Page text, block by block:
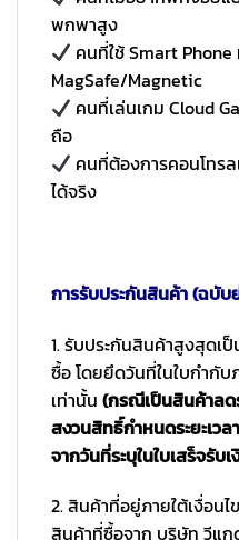
พกพาสูง
คนที่ใช้ Smart
MagSafe/Magnetic
คนที่เล่นเกม Cloud
ถือ
คนที่ต้องการคอนโทร
ได้จริง
การรับประกันสินค้า (ฉบับ
1. รับประกันสินค้าสูงสุดเ
ซื้อ โดยยึดวันที่ในใบกำกับ
เท่านั้น (กรณีเป็นสินค้าลด
สงวนสิทธิ์กำหนดระยะเว
จากวันที่ระบุในใบเสร็จรับเ
2. สินค้าที่อยู่ภายใต้เงื่อนไ
สินค้าที่ซื้อจาก บริษัท วีแก